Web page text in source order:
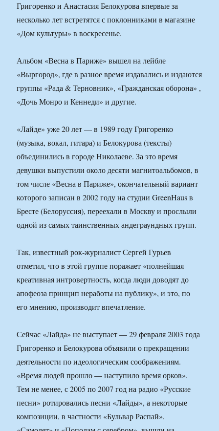
Григоренко и Анастасия Белокурова впервые за
несколько лет встретятся с поклонниками в магазине
«Дом культуры» в воскресенье.
Альбом «Весна в Париже» вышел на лейбле
«Выргород», где в разное время издавались и издаются
группы «Рада & Терновник», «Гражданская оборона» ,
«Дочь Монро и Кеннеди» и другие.
«Лайде» уже 20 лет — в 1989 году Григоренко
(музыка, вокал, гитара) и Белокурова (тексты)
объединились в городе Николаеве. За это время
девушки выпустили около десяти магнитоальбомов, в
том числе «Весна в Париже», окончательный вариант
которого записан в 2002 году на студии GreenHaus в
Бресте (Белоруссия), переехали в Москву и прослыли
одной из самых таинственных андеграундных групп.
Так, известный рок-журналист Сергей Гурьев
отметил, что в этой группе поражает «полнейшая
креативная интровертность, когда люди доводят до
апофеоза принцип неработы на публику», и это, по
его мнению, производит впечатление.
Сейчас «Лайда» не выступает — 29 февраля 2003 года
Григоренко и Белокурова объявили о прекращении
деятельности по идеологическим соображениям.
«Время людей прошло — наступило время орков».
Тем не менее, с 2005 по 2007 год на радио «Русские
песни» ротировались песни «Лайды», а некоторые
композиции, в частности «Бульвар Распай»,